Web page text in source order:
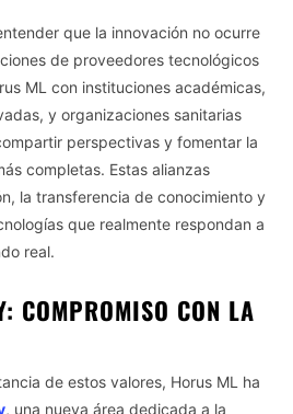
que la innovación no ocurre
de proveedores tecnológicos
ML con instituciones académicas,
y organizaciones sanitarias
perspectivas y fomentar la
completas. Estas alianzas
la transferencia de conocimiento y
que realmente respondan a
real.
COMPROMISO CON LA
de estos valores, Horus ML ha
, una nueva área dedicada a la